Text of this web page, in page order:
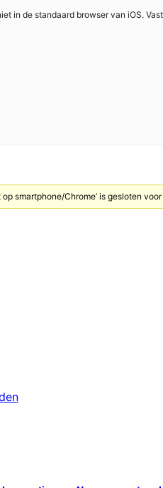
in de standaard browser van iOS.
smartphone/Chrome’ is gesloten